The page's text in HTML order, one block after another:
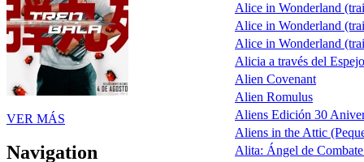
VER MÁS
Navigation
Alice in Wonderland
Alice in Wonderland
Alice in Wonderland
Alicia a través del
Alien Covenant
Alien Romulus
Aliens Edición 30
Aliens in the Attic
Alita: Ángel de